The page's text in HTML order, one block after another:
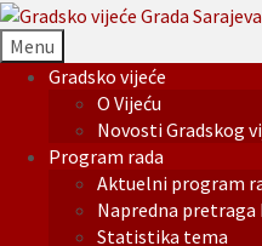
Menu
Gradsko vijeće
O Vijeću
Novosti Gradskog
Program rada
Aktuelni program
Napredna pretraga
Statistika tema